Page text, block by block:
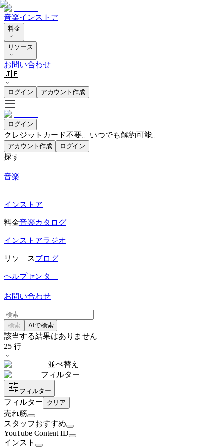
音楽インストア
料金
リソース
お問い合わせ
🇯🇵
ログイン アカウント作成
ログイン
クレジットカード不要。いつでも解約可能。
アカウント作成 ログイン
探す
音楽
インストア
料金音楽カタログ
インストアラジオ
リソースブログ
ヘルプセンター
お問い合わせ
検索 AIで検索
該当する結果はありません
25 行
並べ替え
フィルター
フィルター
フィルター クリア
売れ筋
スタッフおすすめ
YouTube Content ID
インスト